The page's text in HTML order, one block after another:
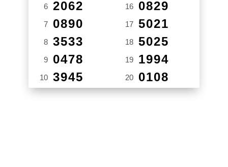
6 2062
7 0890
8 3533
9 0478
10 3945
16 0829
17 5021
18 5025
19 1994
20 0108